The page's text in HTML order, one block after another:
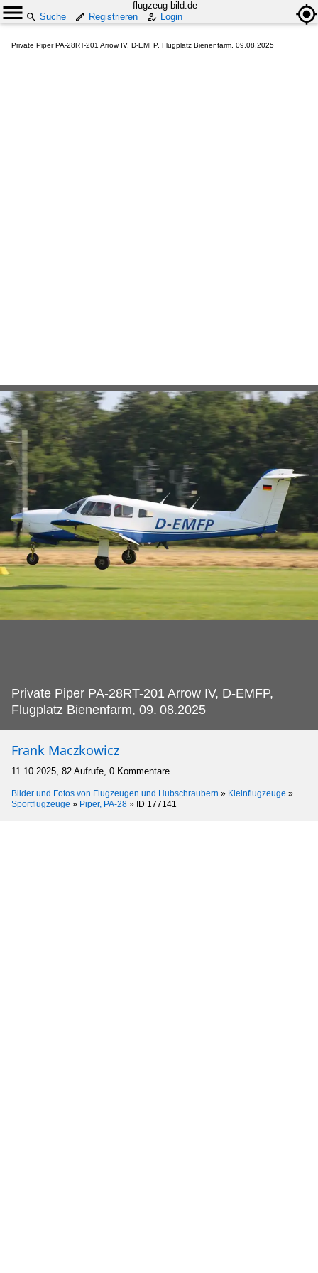
flugzeug-bild.de
Suche
Registrieren Login
Private Piper PA-28RT-201 Arrow IV, D-EMFP, Flugplatz Bienenfarm, 09.08.2025
Private Piper PA-28RT-201 Arrow IV, D-EMFP,
Flugplatz Bienenfarm, 09. 08.2025
Frank Maczkowicz
11.10.2025, 82 Aufrufe, 0 Kommentare
Bilder und Fotos von Flugzeugen und Hubschraubern » Kleinflugzeuge »
Sportflugzeuge » Piper, PA-28 » ID 177141